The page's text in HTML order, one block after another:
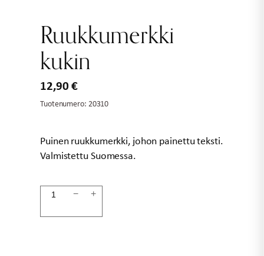
Ruukkumerkki
kukin
12,90€
Tuotenumero: 20310
Puinen ruukkumerkki, johon painettu teksti.
Valmistettu Suomessa.
Ruukkumerkki
− +